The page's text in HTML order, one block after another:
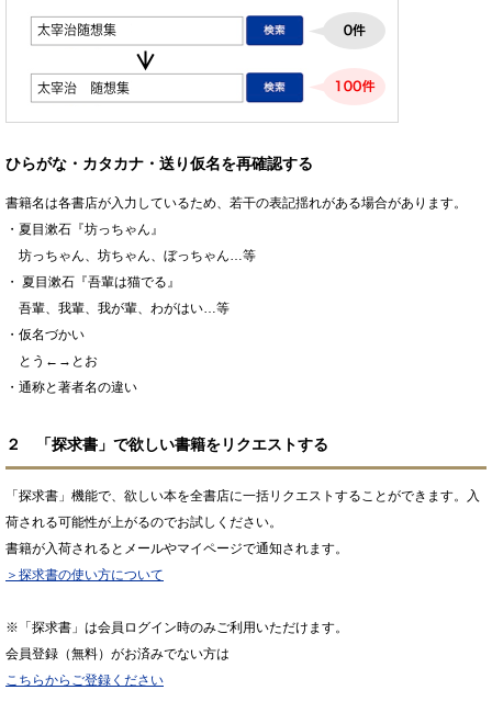
ひらがな・カタカナ・送り仮名を再確認する
書籍名は各書店が入力しているため、若干の表記揺れがある場合があります。
・夏目漱石『坊っちゃん』
坊っちゃん、坊ちゃん、ぼっちゃん…等
・ 夏目漱石『吾輩は猫でる』
吾輩、我輩、我が輩、わがはい…等
・仮名づかい
とう←→とお
・通称と著者名の違い
２ 「探求書」で欲しい書籍をリクエストする
「探求書」機能で、欲しい本を全書店に一括リクエストすることができます。入
荷される可能性が上がるのでお試しください。
書籍が入荷されるとメールやマイページで通知されます。
＞探求書の使い方について
※「探求書」は会員ログイン時のみご利用いただけます。
会員登録（無料）がお済みでない方は
こちらからご登録ください